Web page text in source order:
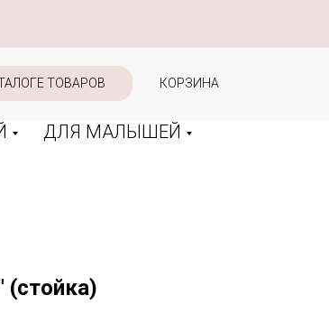
ТОВАРОВ КОРЗИНА
ДЛЯ МАЛЫШЕЙ
(стойка)